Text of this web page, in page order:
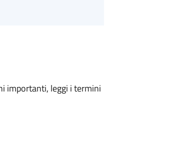
importanti, leggi i termini